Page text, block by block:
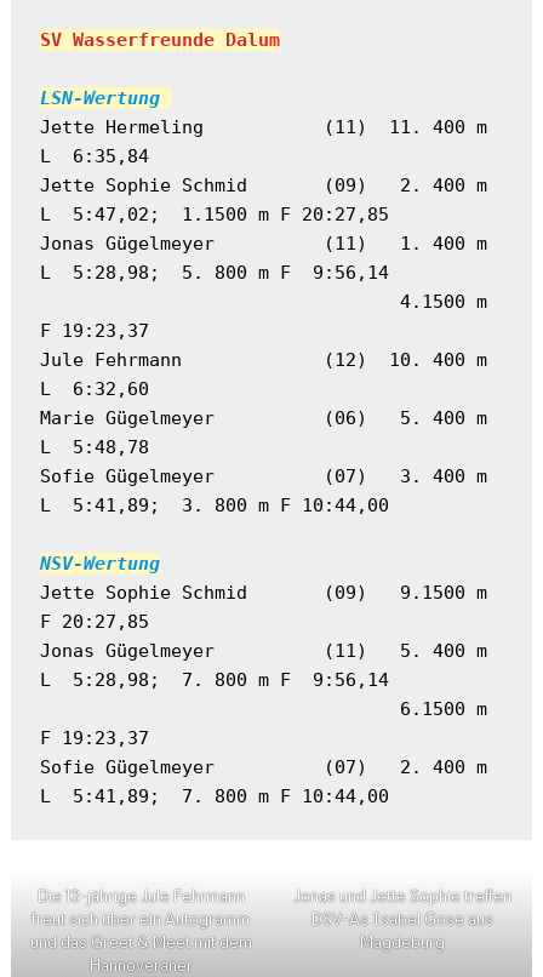
SV Wasserfreunde Dalum
LSN-Wertung
Jette Hermeling           (11)  11. 400 m
L  6:35,84
Jette Sophie Schmid       (09)   2. 400 m
L  5:47,02;  1.1500 m F 20:27,85
Jonas Gügelmeyer          (11)   1. 400 m
L  5:28,98;  5. 800 m F  9:56,14
F 19:23,37
Jule Fehrmann             (12)  10. 400 m
L  6:32,60
Marie Gügelmeyer          (06)   5. 400 m
L  5:48,78
Sofie Gügelmeyer          (07)   3. 400 m
L  5:41,89;  3. 800 m F 10:44,00
NSV-Wertung
Jette Sophie Schmid       (09)   9.1500 m
F 20:27,85
Jonas Gügelmeyer          (11)   5. 400 m
L  5:28,98;  7. 800 m F  9:56,14
F 19:23,37
Sofie Gügelmeyer          (07)   2. 400 m
L  5:41,89;  7. 800 m F 10:44,00
Die 13-jährige Jule Fehrmann
freut sich über ein Autogramm
und das Greet & Meet mit dem
Hannoveraner
Jonas und Jette Sophie treffen
DSV-As Isabel Gose aus
Magdeburg